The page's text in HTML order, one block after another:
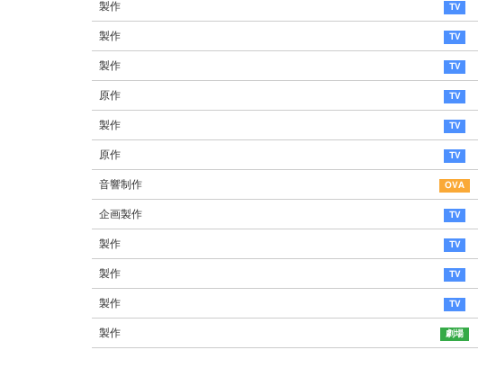
製作
製作
製作
原作
製作
原作
音響制作
企画製作
製作
製作
製作
製作